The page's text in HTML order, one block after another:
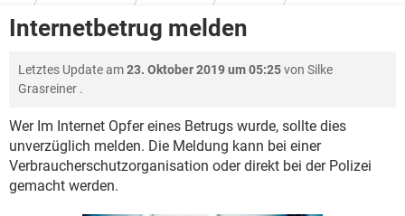
WINDOWS 10 INSTAGRAM
FACEBOOK
SPIELE
ANDROID IOS
WINDOWS 10 INSTAGRAM
FACEBOOK HARDWARE
DOWNLOADS
ANDROID
WHATSAPP TIKTOK
FACEBOOK
FORUM
ANDROID IOS
WINDOWS 10 INSTAGRAM
WHATSAPP
SPIELE STREAMING
ANDROID
Internetbetrug melden
Letztes Update am23. Oktober 2019 um 05:25von Silke
Grasreiner .
Wer Im Internet Opfer eines Betrugs wurde, sollte dies
unverzüglich melden. Die Meldung kann bei einer
Verbraucherschutzorganisation oder direkt bei der Polizei
gemacht werden.